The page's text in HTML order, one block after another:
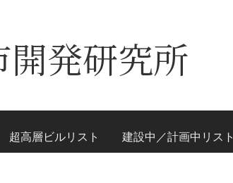
発研究所
超高層ビルリスト 建設中／計画中リスト